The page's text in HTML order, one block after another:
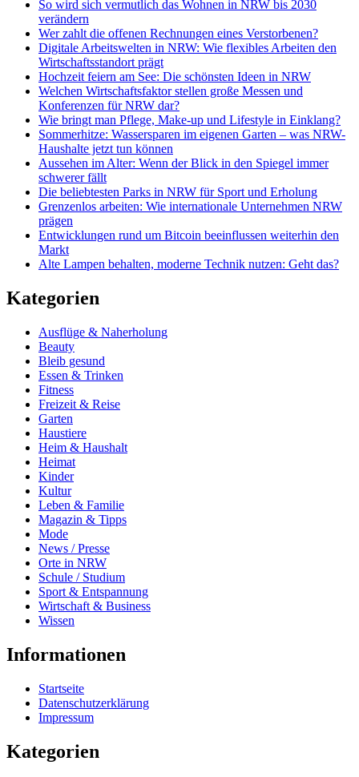
So wird sich vermutlich das Wohnen in NRW bis 2030
verändern
Wer zahlt die offenen Rechnungen eines Verstorbenen?
Digitale Arbeitswelten in NRW: Wie flexibles Arbeiten den
Wirtschaftsstandort prägt
Hochzeit feiern am See: Die schönsten Ideen in NRW
Welchen Wirtschaftsfaktor stellen große Messen und
Konferenzen für NRW dar?
Wie bringt man Pflege, Make-up und Lifestyle in Einklang?
Sommerhitze: Wassersparen im eigenen Garten – was NRW-
Haushalte jetzt tun können
Aussehen im Alter: Wenn der Blick in den Spiegel immer
schwerer fällt
Die beliebtesten Parks in NRW für Sport und Erholung
Grenzenlos arbeiten: Wie internationale Unternehmen NRW
prägen
Entwicklungen rund um Bitcoin beeinflussen weiterhin den
Markt
Alte Lampen behalten, moderne Technik nutzen: Geht das?
Kategorien
Ausflüge & Naherholung
Beauty
Bleib gesund
Essen & Trinken
Fitness
Freizeit & Reise
Garten
Haustiere
Heim & Haushalt
Heimat
Kinder
Kultur
Leben & Familie
Magazin & Tipps
Mode
News / Presse
Orte in NRW
Schule / Studium
Sport & Entspannung
Wirtschaft & Business
Wissen
Informationen
Startseite
Datenschutzerklärung
Impressum
Kategorien